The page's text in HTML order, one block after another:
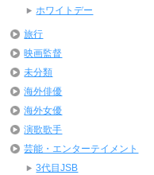
ホワイトデー
旅行
映画監督
未分類
海外俳優
海外女優
演歌歌手
芸能・エンターテイメント
3代目JSB